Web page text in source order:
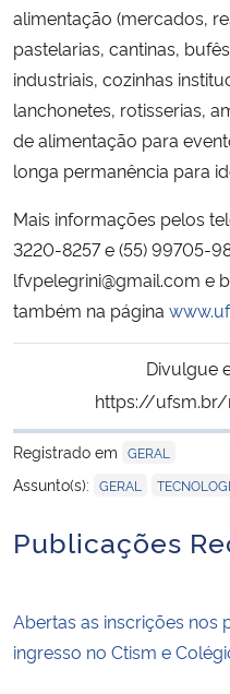
alimentação (mercados,
pastelarias, cantinas,
industriais, cozinhas
lanchonetes, rotisserias,
de alimentação para
longa permanência para
Mais informações pelos
3220-8257 e (55) 99705-
lfvpelegrini@gmail.com e
também na página
Divulgue
https://ufsm.br/
Registrado em GERAL
Assunto(s): GERAL
Publicações
Abertas as inscrições nos
ingresso no Ctism e